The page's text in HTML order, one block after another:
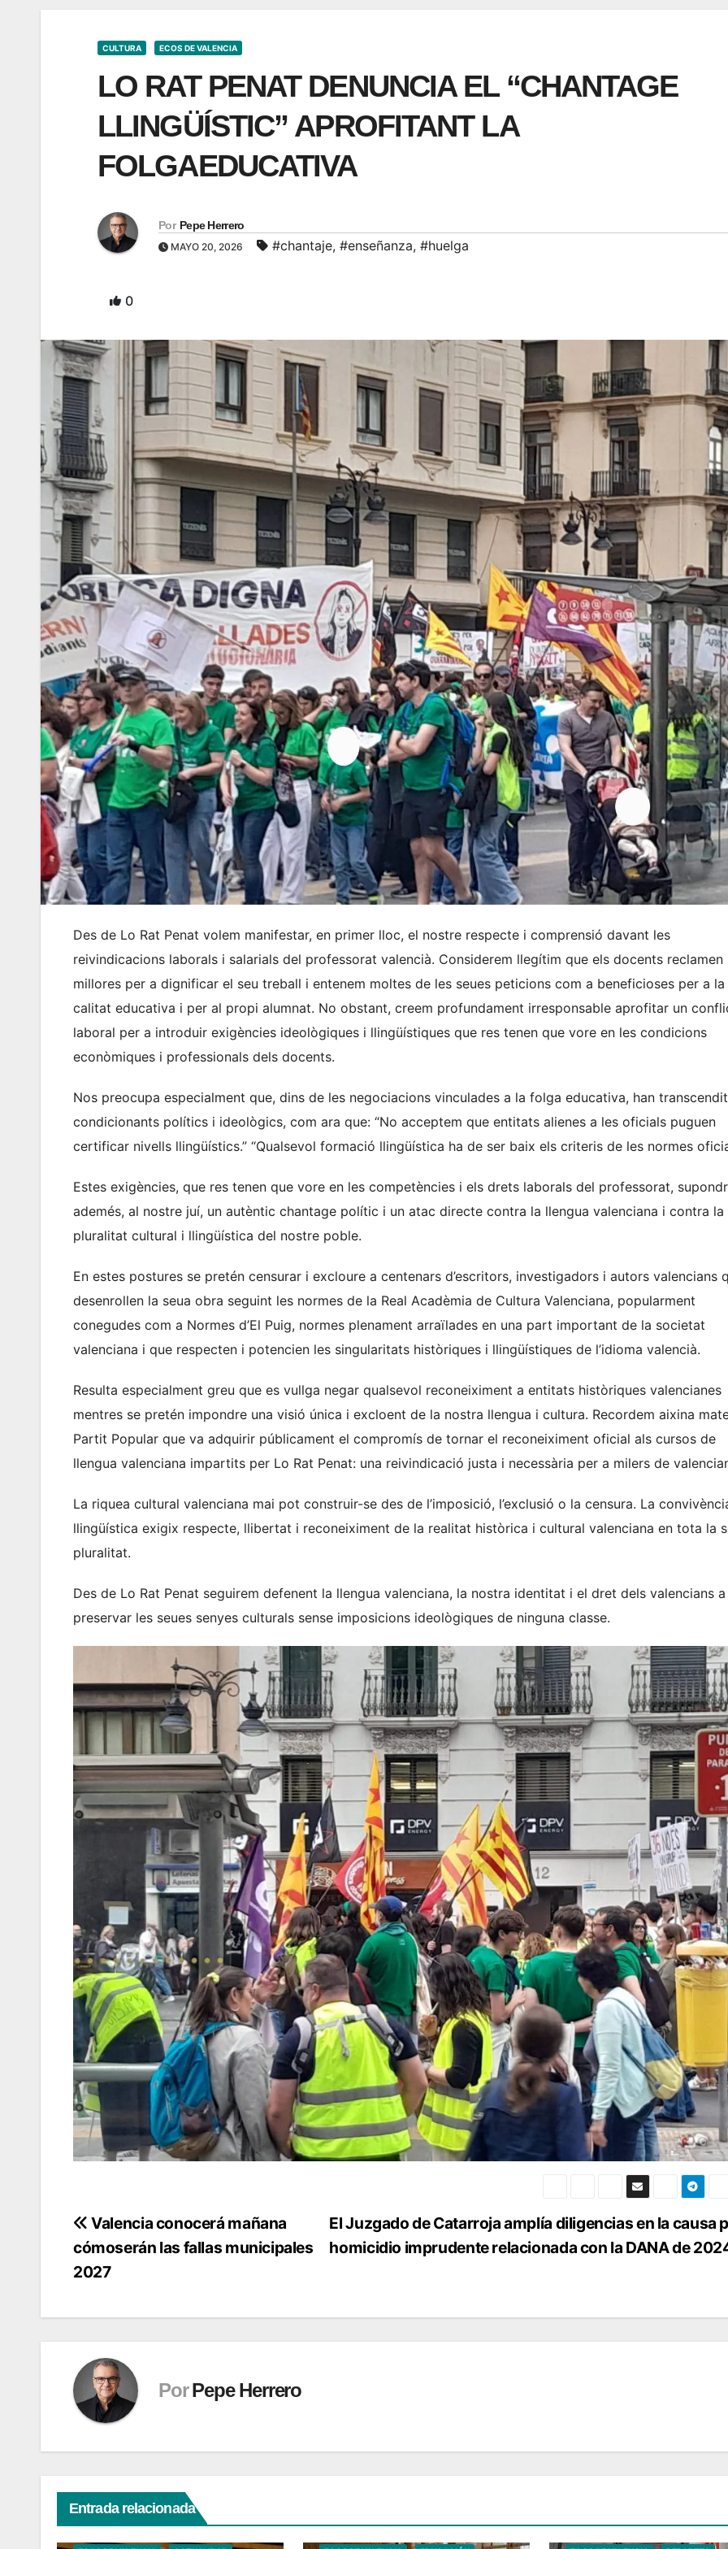
CULTURA ECOS DE VALENCIA
LO RAT PENAT DENUNCIA EL “CHANTAGE
LLINGÜÍSTIC” APROFITANT LA
FOLGAEDUCATIVA
Por Pepe Herrero
MAYO 20, 2026 #chantaje, #enseñanza, #huelga
0
Des de Lo Rat Penat volem manifestar, en primer lloc, el nostre respecte i comprensió davant les
reivindicacions laborals i salarials del professorat valencià. Considerem llegítim que els docents reclamen
millores per a dignificar el seu treball i entenem moltes de les seues peticions com a beneficioses per a la
calitat educativa i per al propi alumnat. No obstant, creem profundament irresponsable aprofitar un
laboral per a introduir exigències ideològiques i llingüístiques que res tenen que vore en les condicions
econòmiques i professionals dels docents.
Nos preocupa especialment que, dins de les negociacions vinculades a la folga educativa, han transcendit
condicionants polítics i ideològics, com ara que: “No acceptem que entitats alienes a les oficials puguen
certificar nivells llingüístics.” “Qualsevol formació llingüística ha de ser baix els criteris de les normes
Estes exigències, que res tenen que vore en les competències i els drets laborals del professorat,
ademés, al nostre juí, un autèntic chantage polític i un atac directe contra la llengua valenciana i contra la
pluralitat cultural i llingüística del nostre poble.
En estes postures se pretén censurar i excloure a centenars d’escritors, investigadors i autors valencians
desenrollen la seua obra seguint les normes de la Real Acadèmia de Cultura Valenciana, popularment
conegudes com a Normes d’El Puig, normes plenament arraïlades en una part important de la societat
valenciana i que respecten i potencien les singularitats històriques i llingüístiques de l’idioma valencià.
Resulta especialment greu que es vullga negar qualsevol reconeiximent a entitats històriques valencianes
mentres se pretén impondre una visió única i excloent de la nostra llengua i cultura. Recordem aixina
Partit Popular que va adquirir públicament el compromís de tornar el reconeiximent oficial als cursos de
llengua valenciana impartits per Lo Rat Penat: una reivindicació justa i necessària per a milers de
La riquea cultural valenciana mai pot construir-se des de l’imposició, l’exclusió o la censura. La
llingüística exigix respecte, llibertat i reconeiximent de la realitat històrica i cultural valenciana en tota la
pluralitat.
Des de Lo Rat Penat seguirem defenent la llengua valenciana, la nostra identitat i el dret dels valencians a
preservar les seues senyes culturals sense imposicions ideològiques de ninguna classe.
Navegación
de
El Juzgado de Catarroja amplía diligencias en la causa
homicidio imprudente relacionada con la DANA de
Valencia conocerá mañana
cómoserán las fallas municipales
2027
Por Pepe Herrero
Entrada relacionada